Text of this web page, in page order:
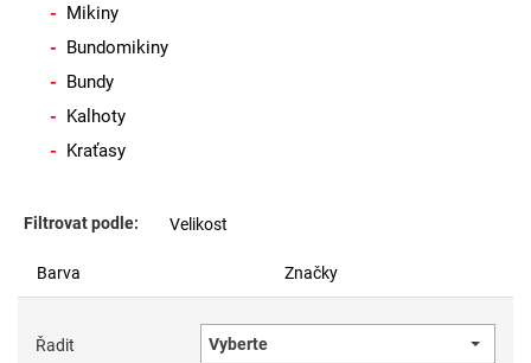
Mikiny
Bundomikiny
Bundy
Kalhoty
Kraťasy
Filtrovat podle: Velikost
Barva Značky
Řadit Vyberte